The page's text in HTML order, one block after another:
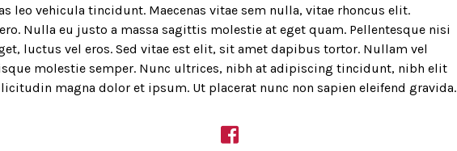
leo vehicula tincidunt. Maecenas vitae sem nulla, vitae rhoncus elit.
Nulla eu justo a massa sagittis molestie at eget quam. Pellentesque nisi
luctus vel eros. Sed vitae est elit, sit amet dapibus tortor. Nullam vel
molestie semper. Nunc ultrices, nibh at adipiscing tincidunt, nibh elit
magna dolor et ipsum. Ut placerat nunc non sapien eleifend gravida.